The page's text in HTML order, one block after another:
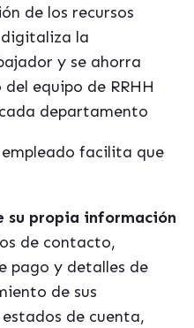
de los recursos
digitaliza la
y se ahorra
equipo de RRHH
departamento
facilita que
su propia información
de contacto,
pago y detalles de
de sus
de cuenta,